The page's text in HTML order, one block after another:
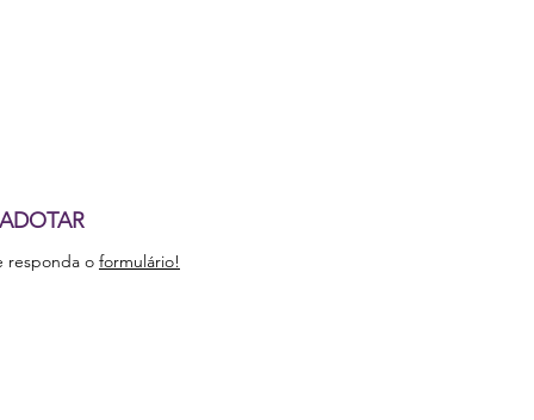
responda o formulário!